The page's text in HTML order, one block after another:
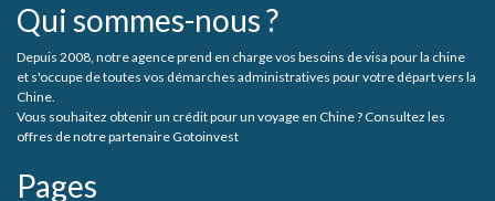
Qui sommes-nous ?
Depuis 2008, notre agence prend en charge vos besoins de visa pour la chine
et s'occupe de toutes vos démarches administratives pour votre départ vers la
Chine.
Vous souhaitez obtenir un crédit pour un voyage en Chine ? Consultez les
offres de notre partenaire Gotoinvest
Pages